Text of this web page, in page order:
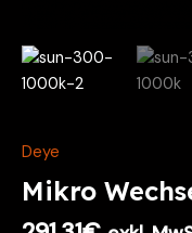
Deye
Mikro